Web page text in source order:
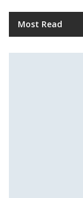
Most Read